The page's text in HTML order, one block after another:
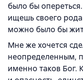
было бы
ищешь своего
можно было бы
Мне же хочется
неопределенным,
именно таков Бог.